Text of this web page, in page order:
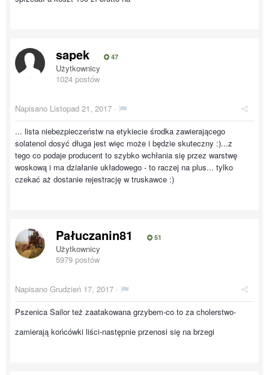
sapek 47
Użytkownicy
1024 postów
Napisano Listopad 21, 2017 ·
... lista niebezpieczeństw na etykiecie środka zawierającego
solatenol dosyć długa jest więc może i będzie skuteczny :)...z
tego co podaje producent to szybko wchłania się przez warstwę
woskową i ma działanie układowego - to raczej na plus... tylko
czekać aż dostanie rejestrację w truskawce :)
Pałuczanin81 51
Użytkownicy
5979 postów
Napisano Grudzień 17, 2017 ·
Pszenica Sailor też zaatakowana grzybem-co to za cholerstwo-
zamierają końcówki liści-następnie przenosi się na brzegi